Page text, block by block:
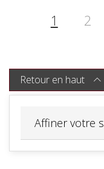
Affiner votre
1 2
Retour en haut 